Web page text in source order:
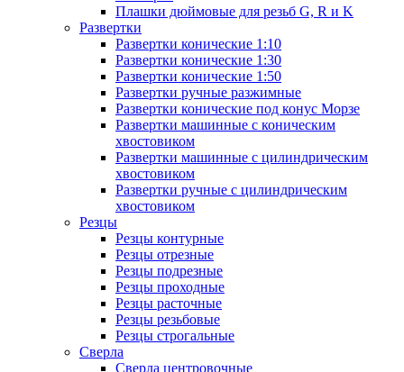
Плашки дюймовые для резьб G, R и K
Развертки
Развертки конические 1:10
Развертки конические 1:30
Развертки конические 1:50
Развертки ручные разжимные
Развертки конические под конус Морзе
Развертки машинные с коническим
хвостовиком
Развертки машинные с цилиндрическим
хвостовиком
Развертки ручные с цилиндрическим
хвостовиком
Резцы
Резцы контурные
Резцы отрезные
Резцы подрезные
Резцы проходные
Резцы расточные
Резцы резьбовые
Резцы строгальные
Сверла
Сверла центровочные